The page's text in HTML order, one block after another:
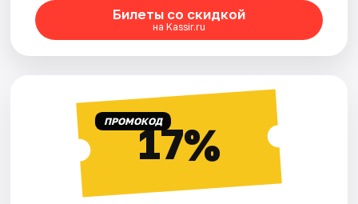
Билеты со скидкой
на Kassir.ru
ПРОМОКОД17%